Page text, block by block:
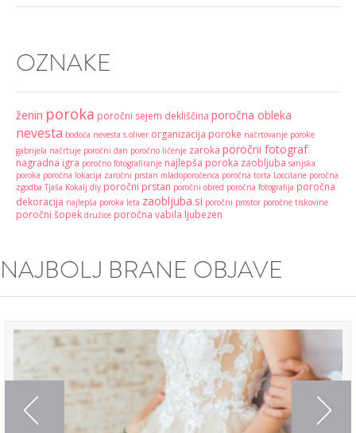
OZNAKE
ženin poroka poročni sejem dekliščina poročna obleka
nevesta bodoča nevesta s.oliver organizacija poroke načrtovanje poroke
gabrijela načrtuje poročni dan poročno ličenje zaroka poročni fotograf
nagradna igra poročno fotografiranje najlepša poroka zaobljuba sanjska
poroka poročna lokacija zaročni prstan mladoporočenca poročna torta Loccitane poročna
zgodba Tjaša Kokalj diy poročni prstan poročni obred poročna fotografija poročna
dekoracija najlepša poroka leta zaobljuba.si poročni prostor poročne tiskovine
poročni šopek družice poročna vabila ljubezen
NAJBOLJ BRANE OBJAVE
Previous Next